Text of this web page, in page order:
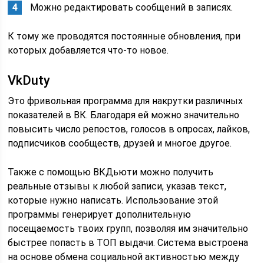
Можно редактировать сообщений в записях.
К тому же проводятся постоянные обновления, при
которых добавляется что-то новое.
VkDuty
Это фривольная программа для накрутки различных
показателей в ВК. Благодаря ей можно значительно
повысить число репостов, голосов в опросах, лайков,
подписчиков сообществ, друзей и многое другое.
Также с помощью ВКДьюти можно получить
реальные отзывы к любой записи, указав текст,
которые нужно написать. Использование этой
программы генерирует дополнительную
посещаемость твоих групп, позволяя им значительно
быстрее попасть в ТОП выдачи. Система выстроена
на основе обмена социальной активностью между